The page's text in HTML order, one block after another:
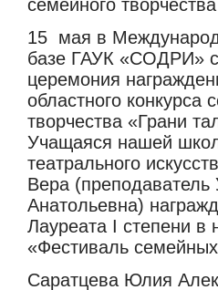
семейного
15 мая в
базе ГАУК «СОДРИ»
церемония
областного конкурса
творчества «Грани
Учащаяся нашей
театрального
Вера (преподаватель
Анатольевна)
Лауреата I степени в
«Фестиваль
Саратцева Юлия